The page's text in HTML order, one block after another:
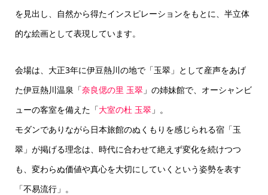
を見出し、自然から得たインスピレーションをもとに、半立体
的な絵画として表現しています。
会場は、大正3年に伊豆熱川の地で「玉翠」として産声をあげ
た伊豆熱川温泉「奈良偲の里 玉翠」の姉妹館で、オーシャンビ
ューの客室を備えた「大室の杜 玉翠」。
モダンでありながら日本旅館のぬくもりを感じられる宿「玉
翠」が掲げる理念は、時代に合わせて絶えず変化を続けつつ
も、変わらぬ価値や真心を大切にしていくという姿勢を表す
「不易流行」。